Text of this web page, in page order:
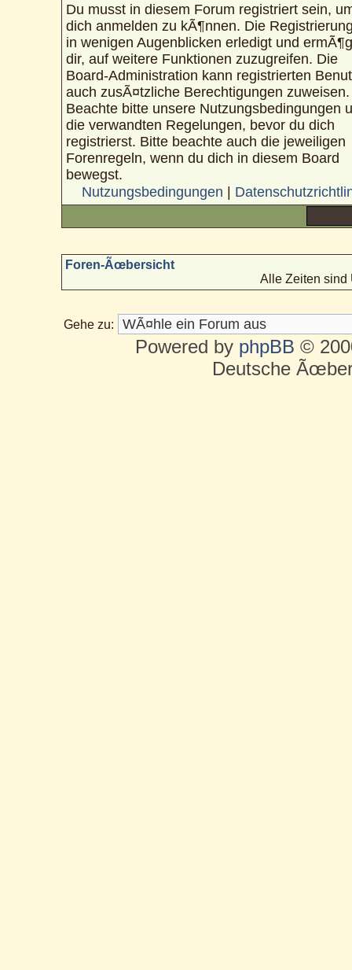
Du musst in diesem Forum registriert sein,
dich anmelden zu kÃ¶nnen. Die
in wenigen Augenblicken erledigt und
dir, auf weitere Funktionen zuzugreifen. Die
Board-Administration kann registrierten
auch zusÃ¤tzliche Berechtigungen zuweisen.
Beachte bitte unsere Nutzungsbedingungen
die verwandten Regelungen, bevor du dich
registrierst. Bitte beachte auch die jeweiligen
Forenregeln, wenn du dich in diesem Board
bewegst.
Nutzungsbedingungen |
Foren-Ãœbersicht
Alle Zeiten sind
Gehe zu:
Powered by phpBB ©
Deutsche